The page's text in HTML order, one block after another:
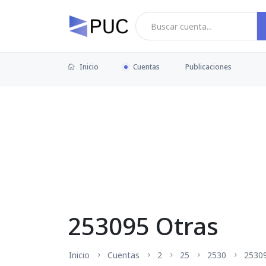
Inicio Cuentas Publicaciones
253095 Otras
Inicio Cuentas 2 25 2530